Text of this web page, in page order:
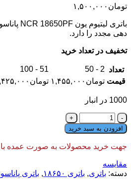
تومان ۱,۵۰۰,۰۰۰
باتری لیتیوم یون NCR 18650PF پاناسونیک با ولتاژ 3.7 ولت و C یا ظرفیت بالا
دهی مجدد را دارد.
تخفیف در تعداد خرید
تعداد 2 - 50
51 - 100
قیمت تومان ۱,۴۵۵,۰۰۰ تومان
1000 در انبار
باتری
NCR
18650PF
لیتیوم
پاناسونیک
عدد
افزودن به سبد خرید
جهت خرید محصولات به صورت عمده با
مقایسه
دسته: باتری, باتری ۱۸۶۵۰ , باتری